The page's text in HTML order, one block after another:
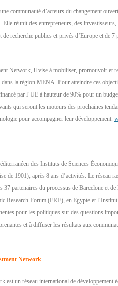
communauté d’acteurs du changement
Elle réunit des entrepreneurs, des
de recherche publics et privés d’Europe et de
Network, il vise à mobiliser, promouvoir et
dans la région MENA. Pour atteindre ces
par l’UE à hauteur de 90% pour un
qui seront les moteurs des prochaines
pour accompagner leur développement.
des Instituts de Sciences
de 1901), après 8 ans d’activités. Le réseau
37 partenaires du processus de Barcelone et
Research Forum (ERF), en Egypte et
pour les politiques sur des questions
et à diffuser les résultats aux
Network
un réseau international de développement